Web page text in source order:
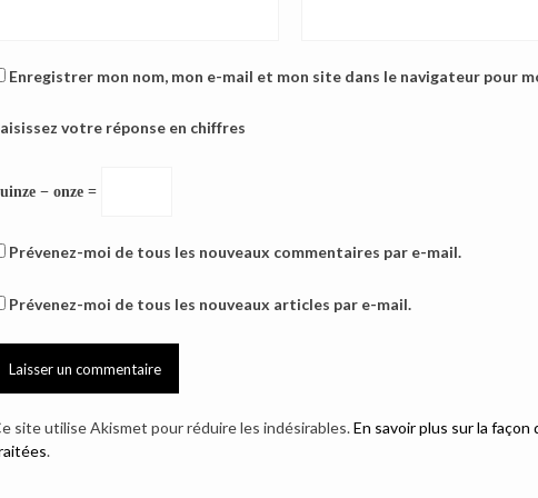
Enregistrer mon nom, mon e-mail et mon site dans le navigateur pour
votre réponse en chiffres
− onze =
Prévenez-moi de tous les nouveaux commentaires par e-mail.
Prévenez-moi de tous les nouveaux articles par e-mail.
site utilise Akismet pour réduire les indésirables.En savoir plus sur la
.